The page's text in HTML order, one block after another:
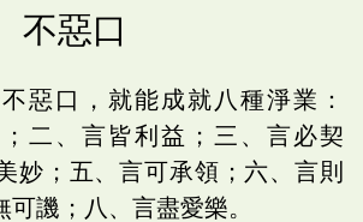
不惡口
惡口，就能成就八種淨業：
二、言皆利益；三、言必契
妙；五、言可承領；六、言則
譏；八、言盡愛樂。